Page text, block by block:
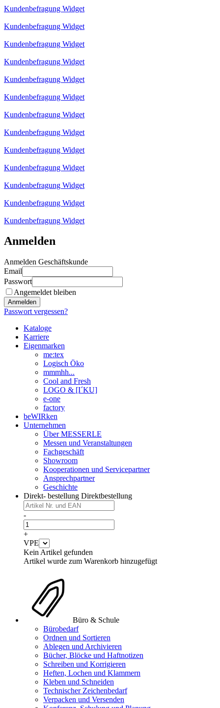
Kundenbefragung Widget
Kundenbefragung Widget
Kundenbefragung Widget
Kundenbefragung Widget
Kundenbefragung Widget
Kundenbefragung Widget
Kundenbefragung Widget
Kundenbefragung Widget
Kundenbefragung Widget
Kundenbefragung Widget
Kundenbefragung Widget
Kundenbefragung Widget
Kundenbefragung Widget
Anmelden
Anmelden Geschäftskunde
Email
Passwort
Angemeldet bleiben
Anmelden
Passwort vergessen?
Kataloge
Karriere
Eigenmarken
me:tex
Logisch Öko
mmmhh...
Cool and Fresh
LOGO & [I´KU]
e-one
factory
beWIRken
Unternehmen
Über MESSERLE
Messen und Veranstaltungen
Fachgeschäft
Showroom
Kooperationen und Servicepartner
Ansprechpartner
Geschichte
Direkt- bestellung Direktbestellung
-
+
VPE
Kein Artikel gefunden
Artikel wurde zum Warenkorb hinzugefügt
Büro & Schule
Bürobedarf
Ordnen und Sortieren
Ablegen und Archivieren
Bücher, Blöcke und Haftnotizen
Schreiben und Korrigieren
Heften, Lochen und Klammern
Kleben und Schneiden
Technischer Zeichenbedarf
Verpacken und Versenden